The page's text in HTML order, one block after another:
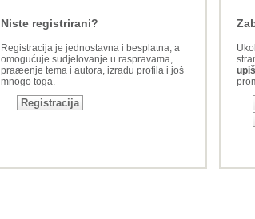
Niste registrirani?
Registracija je jednostavna i besplatna, a
omogućuje sudjelovanje u raspravama,
praæenje tema i autora, izradu profila i još
mnogo toga.